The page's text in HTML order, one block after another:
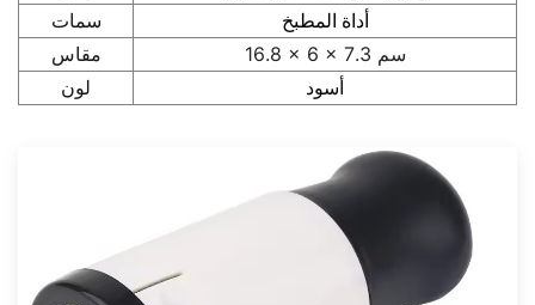
سمات أداة المطبخ
مقاس 16.8 × 6 × 7.3 سم
لون أسود